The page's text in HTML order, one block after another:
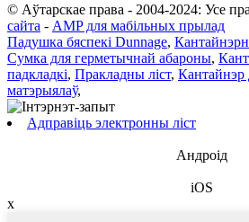
© Аўтарскае права - 2004-2024: Усе
сайта - AMP для мабільных прылад
Падушка бяспекі Dunnage,
Сумка для герметычнай абароны,
падкладкі, Пракладны ліст, Кантайнэр
матэрыялаў,
Адправіць электронны ліст
Андроід
iOS
x